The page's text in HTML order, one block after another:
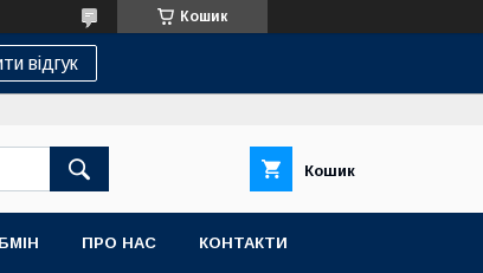
Кошик
відгук
Кошик
ПРО НАС КОНТАКТИ